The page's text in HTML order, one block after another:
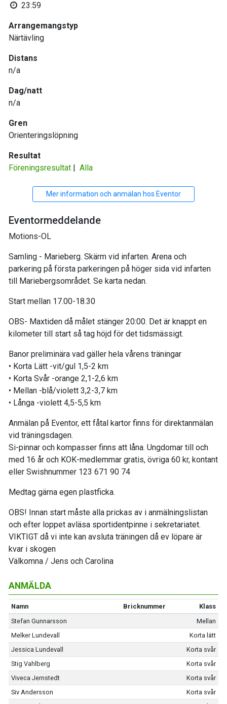
ANMÄLDA
Namn Bricknummer
Klass
Stefan Gunnarsson
Mellan
Melker Lundevall
Korta lätt
Jessica Lundevall
Korta svår
Stig Vahlberg
Korta svår
Viveca Jernstedt
Korta svår
Siv Andersson
Korta svår
23:59
Arrangemangstyp
Närtävling
Distans
n/a
Dag/natt
n/a
Gren
Orienteringslöpning
Resultat
Föreningsresultat | Alla
Mer information och anmälan hos Eventor
Eventormeddelande
Motions-OL
Samling - Marieberg. Skärm vid infarten. Arena och
parkering på första parkeringen på höger sida vid infarten
till Mariebergsområdet. Se karta nedan.
Start mellan 17.00-18.30
OBS- Maxtiden då målet stänger 20:00. Det är knappt en
kilometer till start så tag höjd för det tidsmässigt.
Banor preliminära vad gäller hela vårens träningar
• Korta Lätt -vit/gul 1,5-2 km
• Korta Svår -orange 2,1-2,6 km
• Mellan -blå/violett 3,2-3,7 km
• Långa -violett 4,5-5,5 km
Anmälan på Eventor, ett fåtal kartor finns för direktanmälan
vid träningsdagen.
Si-pinnar och kompasser finns att låna. Ungdomar till och
med 16 år och KOK-medlemmar gratis, övriga 60 kr, kontant
eller Swishnummer 123 671 90 74
Medtag gärna egen plastficka.
OBS! Innan start måste alla prickas av i anmälningslistan
och efter loppet avläsa sportidentpinne i sekretariatet.
VIKTIGT då vi inte kan avsluta träningen då ev löpare är
kvar i skogen
Välkomna / Jens och Carolina